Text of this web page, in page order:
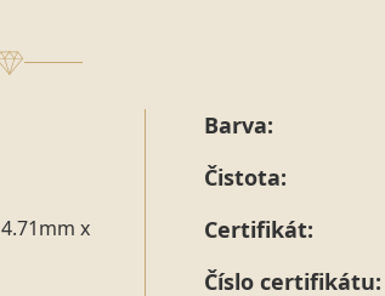
x
Barva:
Čistota:
Certifikát:
Číslo certifikátu: